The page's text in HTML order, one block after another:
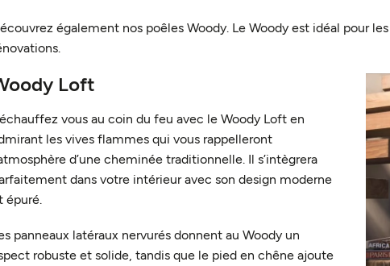
également nos poêles Woody. Le Woody est idéal pour
Loft
vous au coin du feu avec le Woody Loft en
les vives flammes qui vous rappelleront
d’une cheminée traditionnelle. Il s’intègrera
dans votre intérieur avec son design moderne
épuré.
panneaux latéraux nervurés donnent au Woody un
robuste et solide, tandis que le pied en chêne ajoute